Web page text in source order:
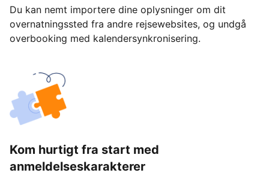
Du kan nemt importere dine oplysninger om dit
overnatningssted fra andre rejsewebsites, og undgå
overbooking med kalendersynkronisering.
Kom hurtigt fra start med
anmeldelseskarakterer